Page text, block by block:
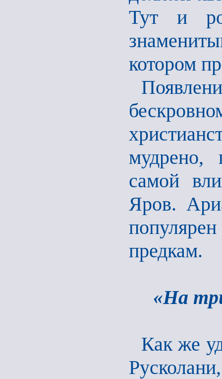
Тут и
котором
мудрено,
самой
Яров.
предкам.
«На
Как же